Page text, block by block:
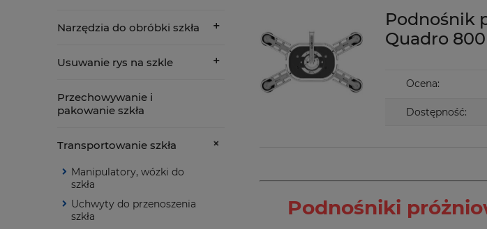
Narzędzia do obróbki szkła
Usuwanie rys na szkle
Przechowywanie i
pakowanie szkła
Transportowanie szkła
Manipulatory, wózki do
szkła
Uchwyty do przenoszenia
szkła
Podnośnik
Quadro
Ocena:
Dostępność:
Podnośniki